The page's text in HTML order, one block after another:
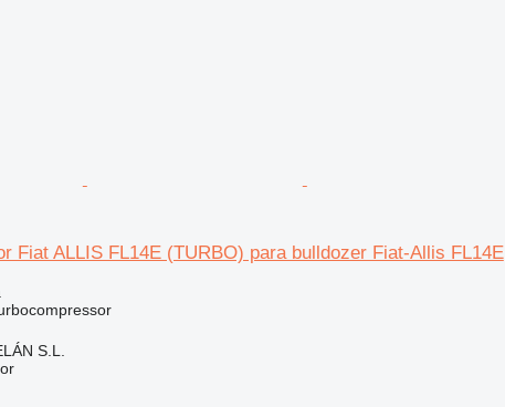
Fiat ALLIS FL14E (TURBO) para bulldozer Fiat-Allis FL14E
S.L.